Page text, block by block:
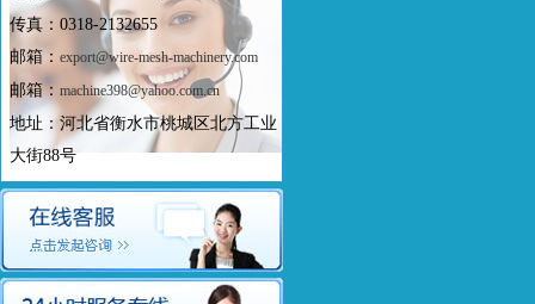
传真：0318-2132655
邮箱： export@wire-mesh-machinery.com
邮箱： machine398@yahoo.com.cn
地址：河北省衡水市桃城区北方工业
大街88号